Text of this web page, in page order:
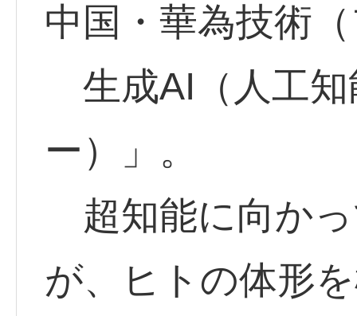
中国・華為技術
生成AI（人工知
ー）」。
超知能に向か
が、ヒトの体形